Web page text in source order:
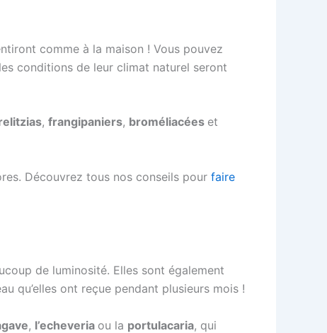
comme à la maison ! Vous pouvez
conditions de leur climat naturel seront
, frangipaniers, broméliacées et
Découvrez tous nos conseils pour faire
de luminosité. Elles sont également
qu’elles ont reçue pendant plusieurs mois !
, l’echeveria ou la portulacaria, qui